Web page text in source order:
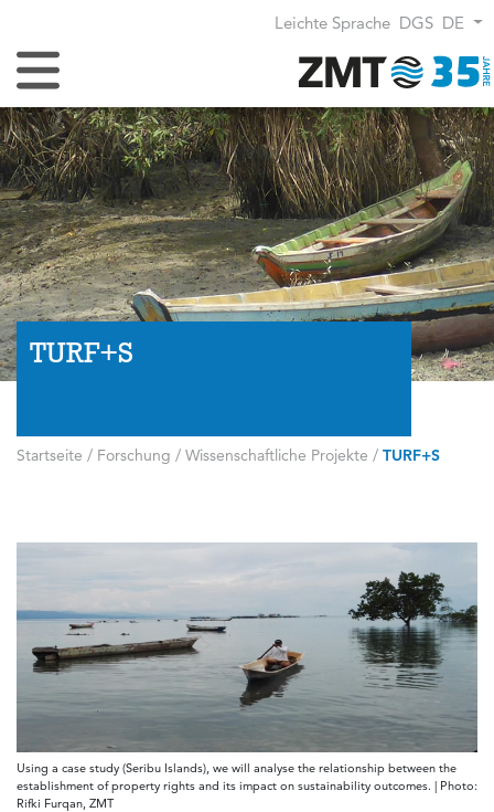
Leichte Sprache DGS DE
Navigation umschalten
TURF+S
Startseite / Forschung / Wissenschaftliche Projekte / TURF+S
Using a case study (Seribu Islands), we will analyse the relationship between the
establishment of property rights and its impact on sustainability outcomes. | Photo:
Rifki Furqan, ZMT